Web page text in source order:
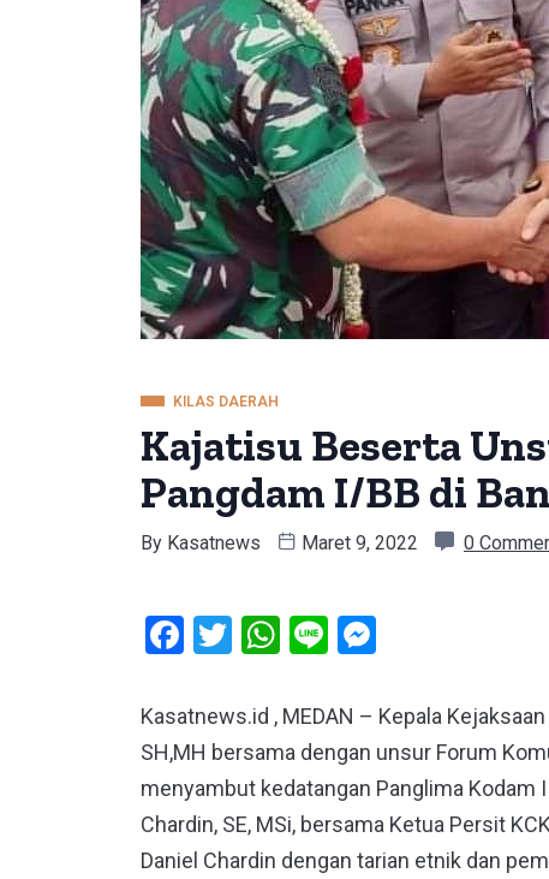
KILAS DAERAH
Kajatisu Beserta
Pangdam I/BB di
By Kasatnews Maret 9, 2022 0
Facebook
Twitter
WhatsApp
Line
Kasatnews.id , MEDAN – Kepala
SH,MH bersama dengan unsur Forum
menyambut kedatangan Panglima Kodam
Chardin, SE, MSi, bersama Ketua Persit
Daniel Chardin dengan tarian etnik dan